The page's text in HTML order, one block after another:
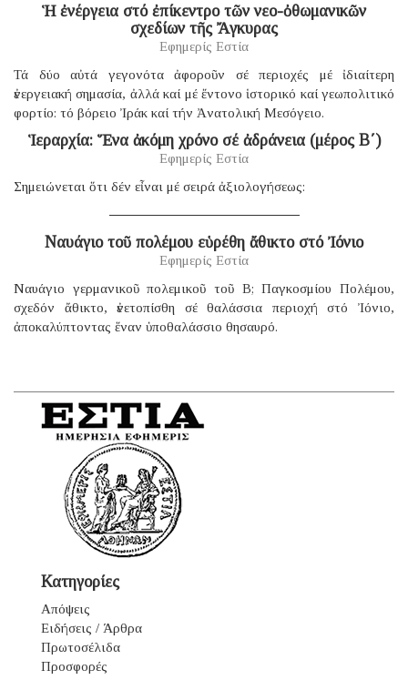
Ἡ ἐνέργεια στό ἐπίκεντρο τῶν νεο-ὀθωμανικῶν
σχεδίων τῆς Ἄγκυρας
Εφημερίς Εστία
Τά δύο αὐτά γεγονότα ἀφοροῦν σέ περιοχές μέ ἰδιαίτερη
ἐνεργειακή σημασία, ἀλλά καί μέ ἔντονο ἱστορικό καί γεωπολιτικό
φορτίο: τό βόρειο Ἰράκ καί τήν Ἀνατολική Μεσόγειο.
Ἱεραρχία: Ἕνα ἀκόμη χρόνο σέ ἀδράνεια (μέρος B΄)
Εφημερίς Εστία
Σημειώνεται ὅτι δέν εἶναι μέ σειρά ἀξιολογήσεως:
Ναυάγιο τοῦ πολέμου εὑρέθη ἄθικτο στό Ἰόνιο
Εφημερίς Εστία
Ναυάγιο γερμανικοῦ πολεμικοῦ τοῦ B; Παγκοσμίου Πολέμου,
σχεδόν ἄθικτο, ἐνετοπίσθη σέ θαλάσσια περιοχή στό Ἰόνιο,
ἀποκαλύπτοντας ἕναν ὑποθαλάσσιο θησαυρό.
Κατηγορίες
Απόψεις
Ειδήσεις / Άρθρα
Πρωτοσέλιδα
Προσφορές